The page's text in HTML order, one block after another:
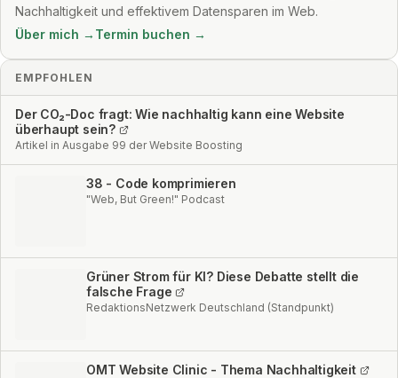
Nachhaltigkeit und effektivem Datensparen im Web.
Über mich → Termin buchen →
EMPFOHLEN
Der CO₂-Doc fragt: Wie nachhaltig kann eine Website
überhaupt sein?
Artikel in Ausgabe 99 der Website Boosting
38 - Code komprimieren
"Web, But Green!" Podcast
Grüner Strom für KI? Diese Debatte stellt die
falsche Frage
RedaktionsNetzwerk Deutschland (Standpunkt)
OMT Website Clinic - Thema Nachhaltigkeit